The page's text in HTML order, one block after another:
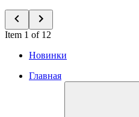
Item 1 of 12
Новинки
Главная